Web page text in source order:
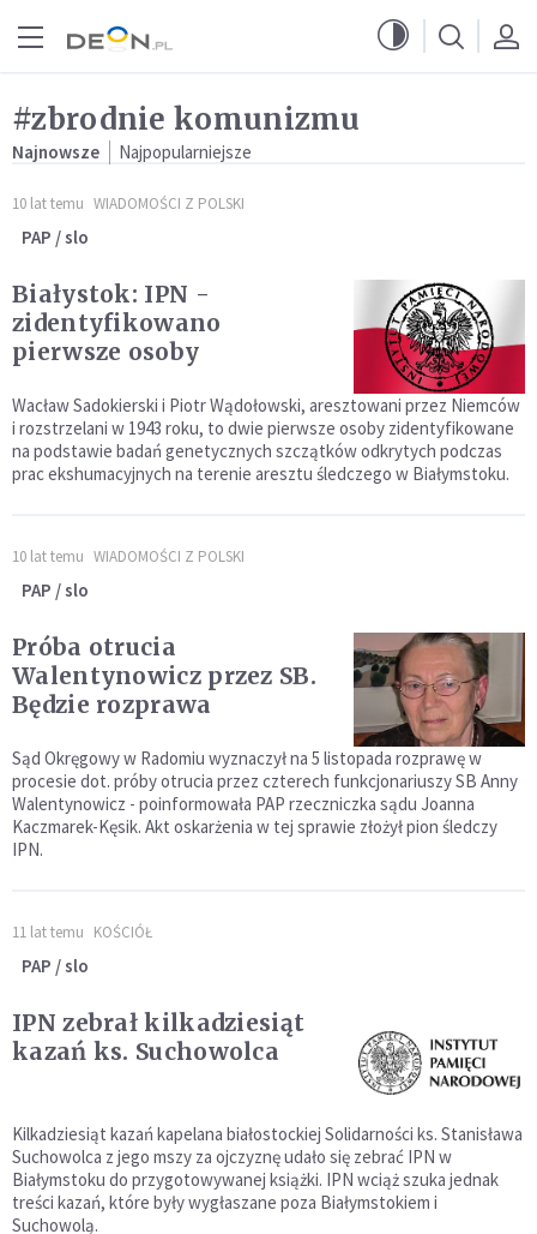
#zbrodnie komunizmu
Najnowsze Najpopularniejsze
10 lat temu WIADOMOŚCI Z POLSKI
PAP / slo
Białystok: IPN -
zidentyfikowano
pierwsze osoby
Wacław Sadokierski i Piotr Wądołowski, aresztowani przez Niemców
i rozstrzelani w 1943 roku, to dwie pierwsze osoby zidentyfikowane
na podstawie badań genetycznych szczątków odkrytych podczas
prac ekshumacyjnych na terenie aresztu śledczego w Białymstoku.
10 lat temu WIADOMOŚCI Z POLSKI
PAP / slo
Próba otrucia
Walentynowicz przez SB.
Będzie rozprawa
Sąd Okręgowy w Radomiu wyznaczył na 5 listopada rozprawę w
procesie dot. próby otrucia przez czterech funkcjonariuszy SB Anny
Walentynowicz - poinformowała PAP rzeczniczka sądu Joanna
Kaczmarek-Kęsik. Akt oskarżenia w tej sprawie złożył pion śledczy
IPN.
11 lat temu KOŚCIÓŁ
PAP / slo
IPN zebrał kilkadziesiąt
kazań ks. Suchowolca
Kilkadziesiąt kazań kapelana białostockiej Solidarności ks. Stanisława
Suchowolca z jego mszy za ojczyznę udało się zebrać IPN w
Białymstoku do przygotowywanej książki. IPN wciąż szuka jednak
treści kazań, które były wygłaszane poza Białymstokiem i
Suchowolą.